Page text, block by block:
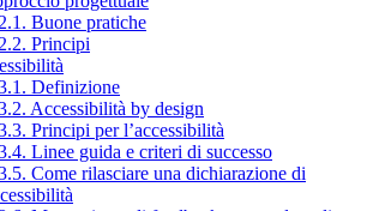
Buone pratiche
Principi
Definizione
Accessibilità by design
Principi per l’accessibilità
Linee guida e criteri di successo
Come rilasciare una dichiarazione di